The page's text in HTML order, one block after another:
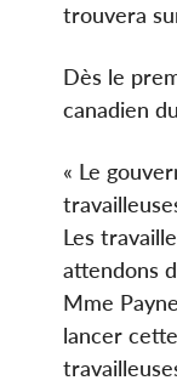
trouvera
Dès le
canadien
« Le
Les
attendons
Mme
lancer